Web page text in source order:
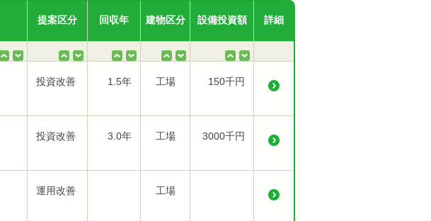
提案区分 回収年 建物区分 設備投資額 詳細
投資改善 1.5年 工場 150千円
投資改善 3.0年 工場 3000千円
運用改善 工場